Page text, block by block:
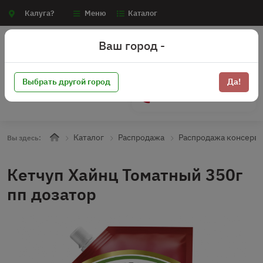
Калуга? Меню Каталог
Вы здесь: Каталог Распродажа Распродажа
Кетчуп Хайнц Томатный 350г
пп дозатор
Ваш город -
Выбрать другой город Да!